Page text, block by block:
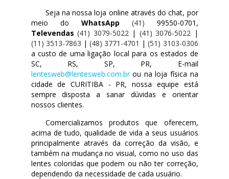
Seja na nossa loja online através do chat, por
meio do WhatsApp (41) 99550-0701,
Televendas (41) 3079-5022| (41) 3076-5022 |
(11) 3513-7863 | (48) 3771-4701 |(51) 3103-0306
a custo de uma ligação local para os estados de
SC, RS, SP, PR, E-mail
lentesweb@lentesweb.com.brou na loja física na
cidade de CURITIBA - PR, nossa equipe está
sempre disposta a sanar dúvidas e orientar
nossos clientes.
Comercializamos produtos que oferecem,
acima de tudo, qualidade de vida a seus usuários
principalmente através da correção da visão, e
também na mudança no visual, como no uso das
lentes coloridas que podem ou não ter correção,
dependendo da necessidade de cada usuário.